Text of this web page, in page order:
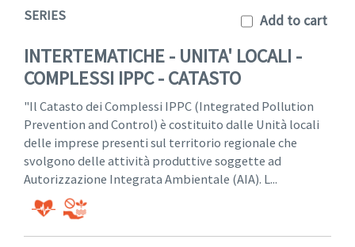
SERIES Add to cart
INTERTEMATICHE - UNITA' LOCALI -
COMPLESSI IPPC - CATASTO
"Il Catasto dei Complessi IPPC (Integrated Pollution
Prevention and Control) è costituito dalle Unità locali
delle imprese presenti sul territorio regionale che
svolgono delle attività produttive soggette ad
Autorizzazione Integrata Ambientale (AIA). L...